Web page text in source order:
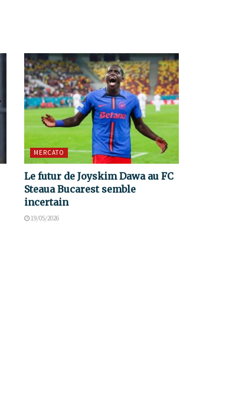
MERCATO
Le futur de Joyskim Dawa au FC
Steaua Bucarest semble
incertain
19/05/2026